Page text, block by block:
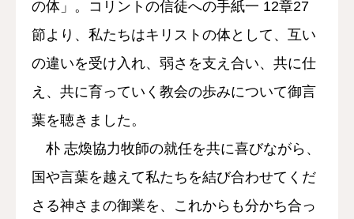
の体」。コリントの信徒への手紙一 12章27
節より、私たちはキリストの体として、互い
の違いを受け入れ、弱さを支え合い、共に仕
え、共に育っていく教会の歩みについて御言
葉を聴きました。
朴 志煥協力牧師の就任を共に喜びながら、
国や言葉を越えて私たちを結び合わせてくだ
さる神さまの御業を、これからも分かち合っ